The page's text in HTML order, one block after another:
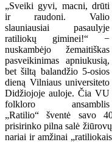
„Sveiki gyvi, macni, drūti
ir raudoni. Valio
slauniausiai pasaulyje
ratiliokų giminei!“ −
nuskambėjo žemaitiškas
pasveikinimas apniukusią,
bet šiltą balandžio 5-osios
dieną Vilniaus universiteto
Didžiojoje auloje. Čia VU
folkloro ansamblis
„Ratilio“ šventė savo
prisirinko pilna salė
nariai ir amžinai